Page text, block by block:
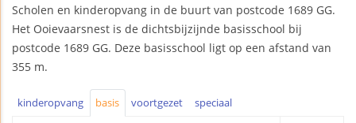
Scholen en kinderopvang in de buurt van postcode 1689 GG.
Het Ooievaarsnest is de dichtsbijzijnde basisschool bij
postcode 1689 GG. Deze basisschool ligt op een afstand van
355 m.
kinderopvang basis voortgezet speciaal